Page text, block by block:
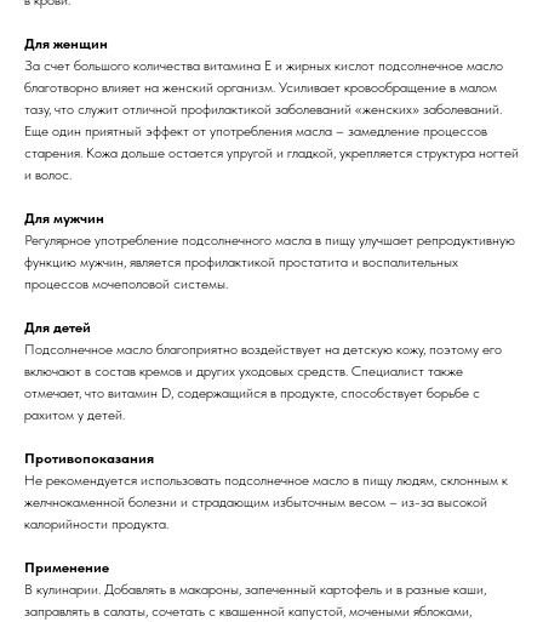
Для женщин
За счет большого количества витамина Е и жирных кислот подсолнечное масло
благотворно влияет на женский организм. Усиливает кровообращение в малом
тазу, что служит отличной профилактикой заболеваний «женских» заболеваний.
Еще один приятный эффект от употребления масла – замедление процессов
старения. Кожа дольше остается упругой и гладкой, укрепляется структура ногтей
и волос.
Для мужчин
Регулярное употребление подсолнечного масла в пищу улучшает репродуктивную
функцию мужчин, является профилактикой простатита и воспалительных
процессов мочеполовой системы.
Для детей
Подсолнечное масло благоприятно воздействует на детскую кожу, поэтому его
включают в состав кремов и других уходовых средств. Специалист также
отмечает, что витамин D, содержащийся в продукте, способствует борьбе с
рахитом у детей.
Противопоказания
Не рекомендуется использовать подсолнечное масло в пищу людям, склонным к
желчнокаменной болезни и страдающим избыточным весом – из-за высокой
калорийности продукта.
Применение
В кулинарии. Добавлять в макароны, запеченный картофель и в разные каши,
заправлять в салаты, сочетать с квашенной капустой, мочеными яблоками,